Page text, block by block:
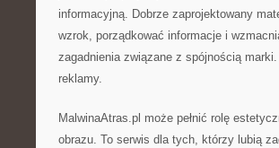
informacyjną. Dobrze zaprojektowany
wzrok, porządkować informacje i
zagadnienia związane z spójnością
reklamy.
MalwinaAtras.pl może pełnić rolę
obrazu. To serwis dla tych, którzy lubią